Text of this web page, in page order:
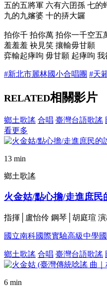
五的五將軍 六有六囝孫 七
九的九嬸婆 十的挵大鑼
拍你千 拍你萬 拍你一千空五
羞羞羞 袂見笑 攘輸毋甘願
弈輸起痚呴 毋甘願 起痚呴
#新北市麗林國小合唱團 #天
RELATED相關影片
鄉土歌謠 合唱 臺灣台語歌謠
看更多
13 min
鄉土歌謠
火金姑/點心擔/走進庶民
指揮│盧怡伶 鋼琴│胡庭瑄
國立南科國際實驗高級中學
鄉土歌謠 合唱 臺灣台語歌謠
6 min